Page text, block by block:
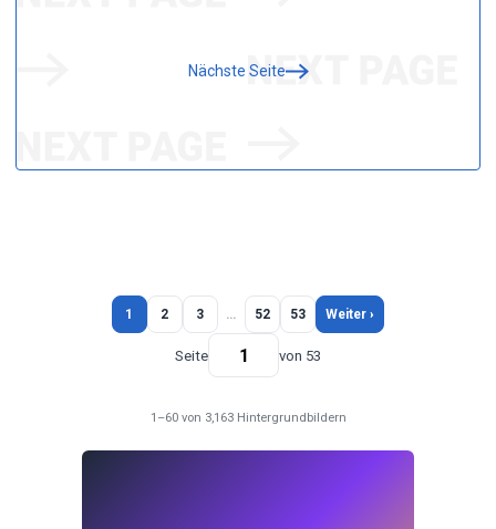
Nächste Seite
1 2 3 … 52 53 Weiter ›
Seite von 53
1–60 von 3,163 Hintergrundbildern